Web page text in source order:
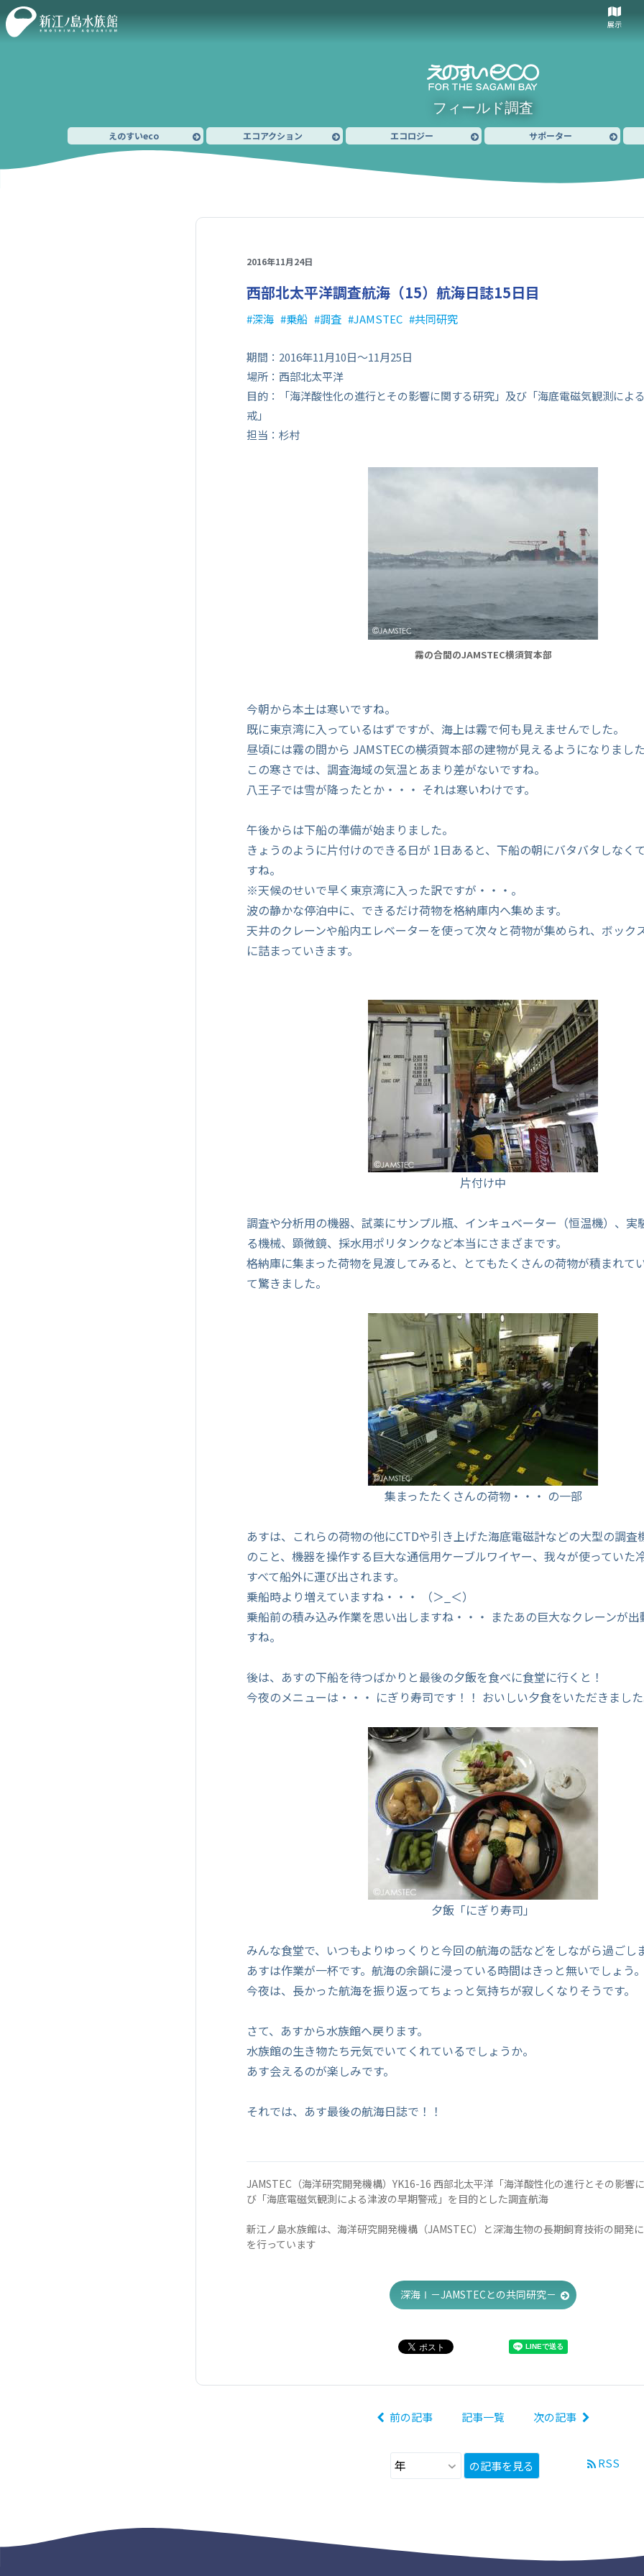
展示
フィールド調査
えのすいeco エコアクション エコロジー サポーター
2016年11月24日
西部北太平洋調査航海（15） 航海日誌15日目
深海 乗船 調査 JAMSTEC 共同研究
期間：2016年11月10日～11月25日
場所：西部北太平洋
目的：「海洋酸性化の進行とその影響に関する研究」及び「海底電磁気観測によ
戒」
担当：杉村
霧の合間のJAMSTEC横須賀本部
今朝から本土は寒いですね。
既に東京湾に入っているはずですが、海上は霧で何も見えませんでした。
昼頃には霧の間から JAMSTECの横須賀本部の建物が見えるようになりました
この寒さでは、調査海域の気温とあまり差がないですね。
八王子では雪が降ったとか・・・ それは寒いわけです。
午後からは下船の準備が始まりました。
きょうのように片付けのできる日が 1日あると、下船の朝にバタバタしなく
すね。
※天候のせいで早く東京湾に入った訳ですが・・・。
波の静かな停泊中に、できるだけ荷物を格納庫内へ集めます。
天井のクレーンや船内エレベーターを使って次々と荷物が集められ、ボック
に詰まっていきます。
片付け中
調査や分析用の機器、試薬にサンプル瓶、インキュベーター（恒温機）、実
る機械、顕微鏡、採水用ポリタンクなど本当にさまざまです。
格納庫に集まった荷物を見渡してみると、とてもたくさんの荷物が積まれて
て驚きました。
集まったたくさんの荷物・・・ の一部
あすは、これらの荷物の他にCTDや引き上げた海底電磁計などの大型の調査
のこと、機器を操作する巨大な通信用ケーブルワイヤー、我々が使っていた
すべて船外に運び出されます。
乗船時より増えていますね・・・ （＞_＜）
乗船前の積み込み作業を思い出しますね・・・ またあの巨大なクレーンが出
すね。
後は、あすの下船を待つばかりと最後の夕飯を食べに食堂に行くと！
今夜のメニューは・・・ にぎり寿司です！！ おいしい夕食をいただきました
夕飯「にぎり寿司」
みんな食堂で、いつもよりゆっくりと今回の航海の話などをしながら過ごし
あすは作業が一杯です。航海の余韻に浸っている時間はきっと無いでしょう。
今夜は、長かった航海を振り返ってちょっと気持ちが寂しくなりそうです。
さて、あすから水族館へ戻ります。
水族館の生き物たち元気でいてくれているでしょうか。
あす会えるのが楽しみです。
それでは、あす最後の航海日誌で！！
JAMSTEC（海洋研究開発機構）YK16-16 西部北太平洋「海洋酸性化の進行とその影響
び「海底電磁気観測による津波の早期警戒」を目的とした調査航海
新江ノ島水族館は、海洋研究開発機構（JAMSTEC）と深海生物の長期飼育技術の開発
を行っています
深海Ⅰ－JAMSTECとの共同研究－
前の記事 記事一覧 次の記事
の記事を見る RSS